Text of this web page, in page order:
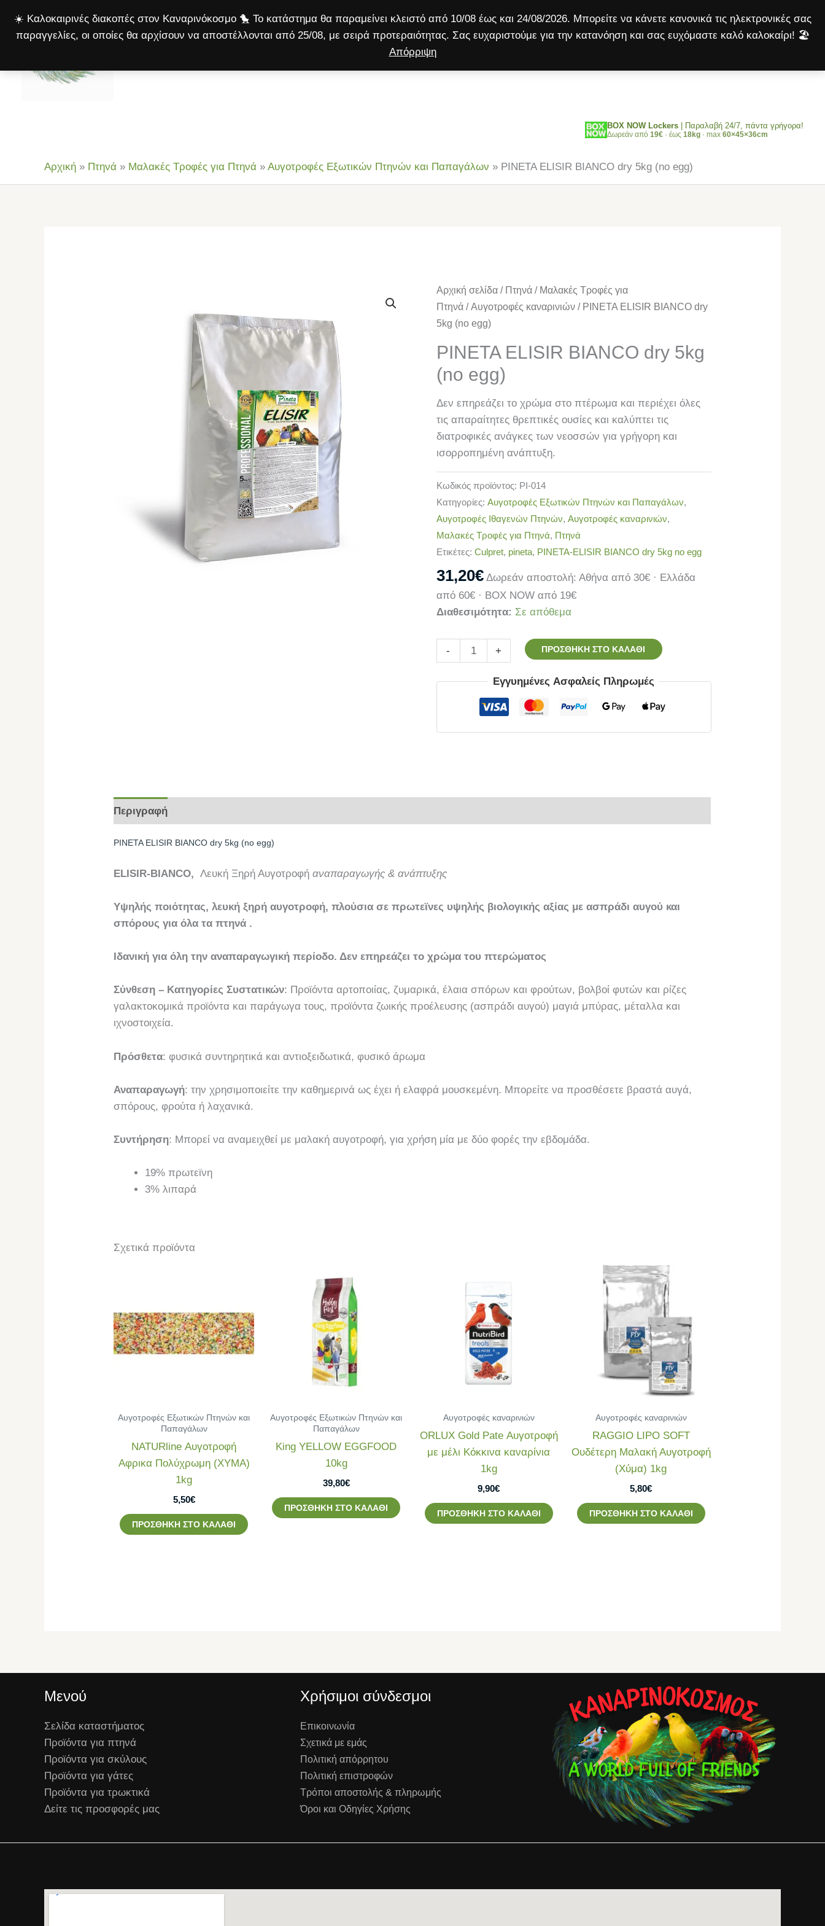
☀️ Καλοκαιρινές διακοπές στον Καναρινόκοσμο 🐤 Το κατάστημα θα παραμείνει κλειστό από 10/08 έως και 24/08/2026. Μπορείτε να κάνετε κανονικά τις ηλεκτρονικές σας
παραγγελίες, οι οποίες θα αρχίσουν να αποστέλλονται από 25/08, με σειρά προτεραιότητας. Σας ευχαριστούμε για την κατανόηση και σας ευχόμαστε καλό καλοκαίρι! 🏖️
Απόρριψη
περιεχόμενο
Μικρό ζώο
BOX NOW Lockers | Παραλαβή 24/7, πάντα γρήγορα!
Δωρεάν από 19€ · έως 18kg · max 60×45×36cm
Αρχική » Πτηνά » Μαλακές Τροφές για Πτηνά » Αυγοτροφές Εξωτικών Πτηνών και Παπαγάλων » PINETA ELISIR BIANCO dry 5kg (no egg)
Αρχική σελίδα/ Πτηνά/ Μαλακές Τροφές για
Πτηνά/Αυγοτροφές καναρινιών/ PINETA ELISIR BIANCO dry
5kg (no egg)
PINETA ELISIR BIANCO dry 5kg
(no egg)
Δεν επηρεάζει το χρώμα στο πτέρωμα και περιέχει όλες
τις απαραίτητες θρεπτικές ουσίες και καλύπτει τις
διατροφικές ανάγκες των νεοσσών για γρήγορη και
ισορροπημένη ανάπτυξη.
Κωδικός προϊόντος: PI-014
Κατηγορίες: Αυγοτροφές Εξωτικών Πτηνών και Παπαγάλων,
Αυγοτροφές Ιθαγενών Πτηνών, Αυγοτροφές καναρινιών,
Μαλακές Τροφές για Πτηνά, Πτηνά
Ετικέτες: Culpret, pineta, PINETA-ELISIR BIANCO dry 5kg no egg
31,20€ Δωρεάν αποστολή: Αθήνα από 30€ · Ελλάδα
από 60€ · BOX NOW από 19€
Διαθεσιμότητα: Σε απόθεμα
-
PINETA
ELISIR
BIANCO
5kg
(no
ποσότητα
+ ΠΡΟΣΘΉΚΗ ΣΤΟ ΚΑΛΆΘΙ
Εγγυημένες Ασφαλείς Πληρωμές
Περιγραφή
PINETA ELISIR BIANCO dry 5kg (no egg)
ELISIR-BIANCO,Λευκή Ξηρή Αυγοτροφή αναπαραγωγής & ανάπτυξης
Υψηλής ποιότητας, λευκή ξηρή αυγοτροφή, πλούσια σε πρωτεϊνες υψηλής βιολογικής αξίας με ασπράδι αυγού και
σπόρους για όλα τα πτηνά .
Ιδανική για όλη την αναπαραγωγική περίοδο. Δεν επηρεάζει το χρώμα του πτερώματος
Σύνθεση – Κατηγορίες Συστατικών: Προϊόντα αρτοποιίας, ζυμαρικά, έλαια σπόρων και φρούτων, βολβοί φυτών και ρίζες
γαλακτοκομικά προϊόντα και παράγωγα τους, προϊόντα ζωικής προέλευσης (ασπράδι αυγού) μαγιά μπύρας, μέταλλα και
ιχνοστοιχεία.
Πρόσθετα: φυσικά συντηρητικά και αντιοξειδωτικά, φυσικό άρωμα
Αναπαραγωγή: την χρησιμοποιείτε την καθημερινά ως έχει ή ελαφρά μουσκεμένη. Μπορείτε να προσθέσετε βραστά αυγά,
σπόρους, φρούτα ή λαχανικά.
Συντήρηση: Μπορεί να αναμειχθεί με μαλακή αυγοτροφή, για χρήση μία με δύο φορές την εβδομάδα.
19% πρωτεϊνη
3% λιπαρά
Σχετικά προϊόντα
Αυγοτροφές Εξωτικών Πτηνών και
Παπαγάλων
NATURline Αυγοτροφή
Αφρικα Πολύχρωμη (ΧΥΜΑ)
1kg
5,50€
ΠΡΟΣΘΉΚΗ ΣΤΟ ΚΑΛΆΘΙ
Αυγοτροφές Εξωτικών Πτηνών και
Παπαγάλων
King YELLOW EGGFOOD
10kg
39,80€
ΠΡΟΣΘΉΚΗ ΣΤΟ ΚΑΛΆΘΙ
Αυγοτροφές καναρινιών
ORLUX Gold Pate Αυγοτροφή
με μέλι Κόκκινα καναρίνια
1kg
9,90€
ΠΡΟΣΘΉΚΗ ΣΤΟ ΚΑΛΆΘΙ
Αυγοτροφές καναρινιών
RAGGIO LIPO SOFT
Ουδέτερη Μαλακή Αυγοτροφή
(Χύμα) 1kg
5,80€
ΠΡΟΣΘΉΚΗ ΣΤΟ ΚΑΛΆΘΙ
Μενού
Σελίδα καταστήματος
Προϊόντα για πτηνά
Προϊόντα για σκύλους
Προϊόντα για γάτες
Προϊόντα για τρωκτικά
Δείτε τις προσφορές μας
Χρήσιμοι σύνδεσμοι
Επικοινωνία
Σχετικά με εμάς
Πολιτική απόρρητου
Πολιτική επιστροφών
Τρόποι αποστολής & πληρωμής
Όροι και Οδηγίες Χρήσης
dry
5kg